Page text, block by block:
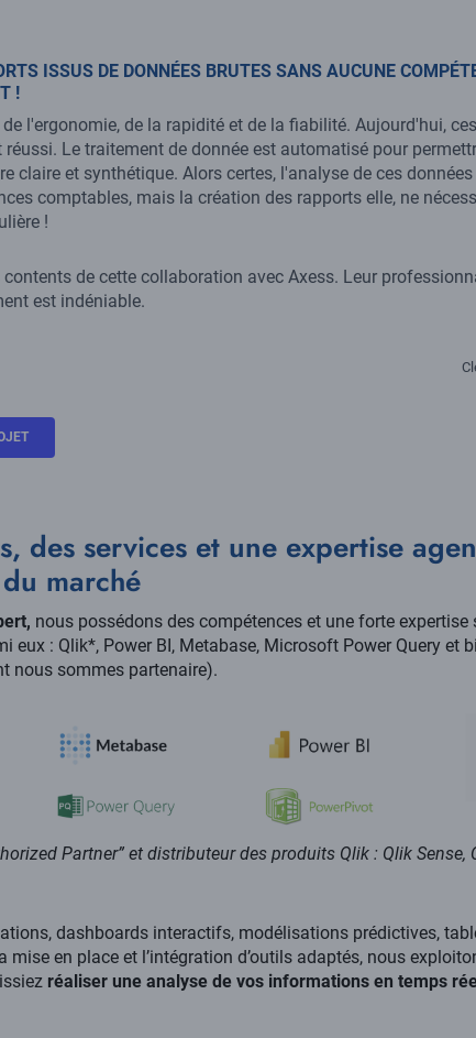
ISSUS DE DONNÉES BRUTES SANS AUCUNE
!
l'ergonomie, de la rapidité et de la fiabilité. Aujourd'hui,
Le traitement de donnée est automatisé pour
claire et synthétique. Alors certes, l'analyse de ces
comptables, mais la création des rapports elle, ne
!
de cette collaboration avec Axess. Leur
est indéniable.
des services et une expertise
marché
nous possédons des compétences et une forte
eux : Qlik*, Power BI, Metabase, Microsoft Power Query et
nous sommes partenaire).
Partner” et distributeur des produits Qlik : Qlik Sense,
dashboards interactifs, modélisations prédictives,
en place et l’intégration d’outils adaptés, nous
réaliser une analyse de vos informations en temps